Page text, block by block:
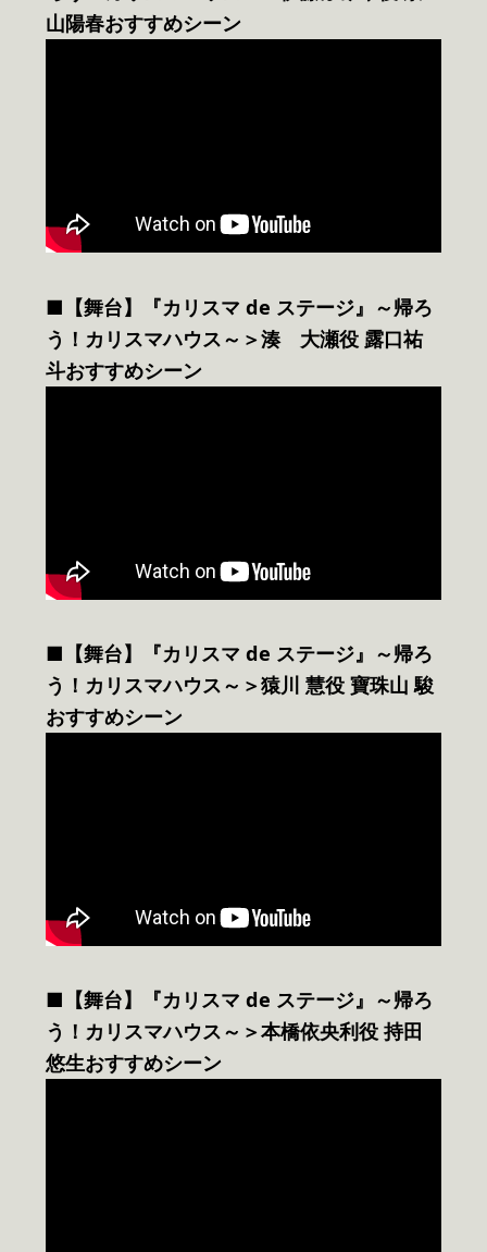
山陽春おすすめシーン
■【舞台】『カリスマ de ステージ』～帰ろ
う！カリスマハウス～＞湊 大瀬役 露口祐
斗おすすめシーン
■【舞台】『カリスマ de ステージ』～帰ろ
う！カリスマハウス～＞猿川 慧役 寶珠山 駿
おすすめシーン
■【舞台】『カリスマ de ステージ』～帰ろ
う！カリスマハウス～＞本橋依央利役 持田
悠生おすすめシーン